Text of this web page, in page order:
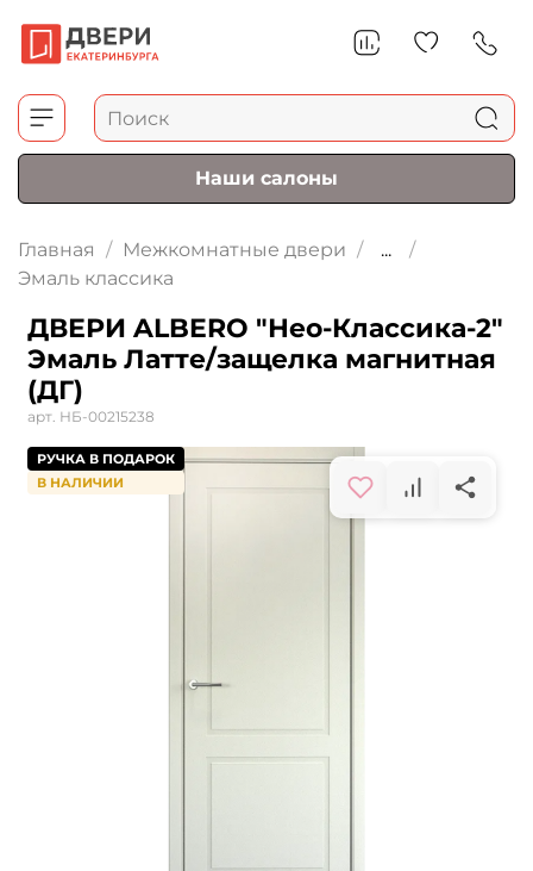
Наши салоны
Главная Межкомнатные двери
...
Эмаль классика
ДВЕРИ ALBERO "Нео-Классика-2"
Эмаль Латте/защелка магнитная
(ДГ)
арт. НБ-00215238
РУЧКА В ПОДАРОК
В НАЛИЧИИ